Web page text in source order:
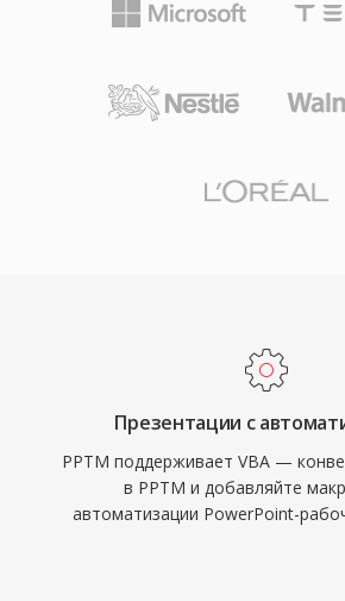
Презентации с
PPTM поддерживает VBA —
в PPTM и добавляйте
автоматизации PowerPoint-